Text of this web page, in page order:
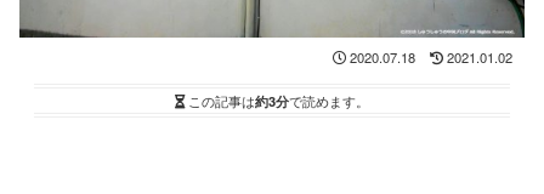
2020.07.18 2021.01.02
この記事は約3分で読めます。